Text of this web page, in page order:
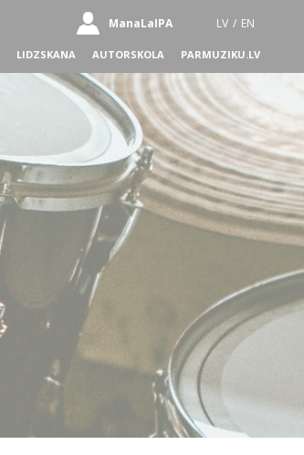
ManaLaIPA LV / EN
LIDZSKANA AUTORSKOLA PARMUZIKU.LV